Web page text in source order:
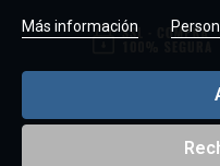
Más información